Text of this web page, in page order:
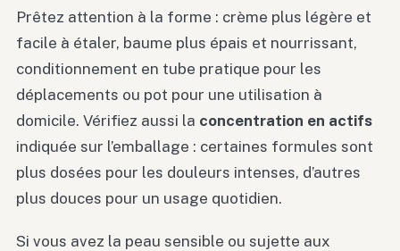
Prêtez attention à la forme : crème plus légère et
facile à étaler, baume plus épais et nourrissant,
conditionnement en tube pratique pour les
déplacements ou pot pour une utilisation à
domicile. Vérifiez aussi la concentration en actifs
indiquée sur l’emballage : certaines formules sont
plus dosées pour les douleurs intenses, d’autres
plus douces pour un usage quotidien.
Si vous avez la peau sensible ou sujette aux